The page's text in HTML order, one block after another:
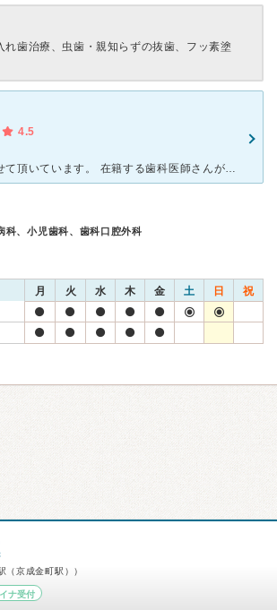
れ歯治療、虫歯・親知らずの抜歯、フッ素塗
4.5
数年前から利用させて頂いています。 在籍する歯科医師さんが何人もいるので予約は取りやすいのかなと思います。土日はなかなか予約とれません。 先日は奥歯が痛くて久しぶりに診て貰いましたが虫歯でした。衛
科、小児歯科、歯科口腔外科
月 火 水 木 金 土 日 祝
（京成金町駅））
ナ受付